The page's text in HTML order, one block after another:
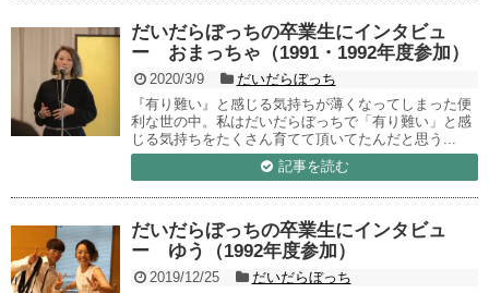
だいだらぼっちの卒業生にインタビュ
ー おまっちゃ（1991・1992年度参加）
2020/3/9
だいだらぼっち
『有り難い』と感じる気持ちが薄くなってしまった便
利な世の中。私はだいだらぼっちで「有り難い」と感
じる気持ちをたくさん育てて頂いてたんだと思う...
記事を読む
だいだらぼっちの卒業生にインタビュ
ー ゆう（1992年度参加）
2019/12/25
だいだらぼっち